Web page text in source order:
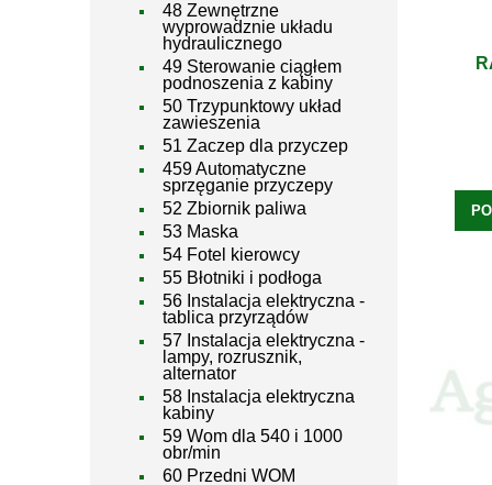
48 Zewnętrzne
wyprowadznie układu
hydraulicznego
49 Sterowanie ciągłem
podnoszenia z kabiny
50 Trzypunktowy układ
zawieszenia
51 Zaczep dla przyczep
459 Automatyczne
sprzęganie przyczepy
52 Zbiornik paliwa
53 Maska
54 Fotel kierowcy
55 Błotniki i podłoga
56 Instalacja elektryczna -
tablica przyrządów
57 Instalacja elektryczna -
lampy, rozrusznik,
alternator
58 Instalacja elektryczna
kabiny
59 Wom dla 540 i 1000
obr/min
60 Przedni WOM